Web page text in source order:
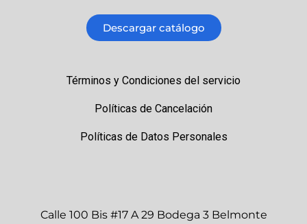
Descargar catálogo
Términos y Condiciones del servicio
Políticas de Cancelación
Políticas de Datos Personales
Calle 100 Bis #17 A 29 Bodega 3 Belmonte